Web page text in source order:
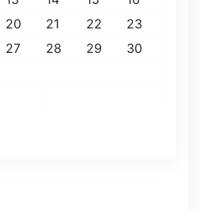
20 21 22
23
27 28 29
30